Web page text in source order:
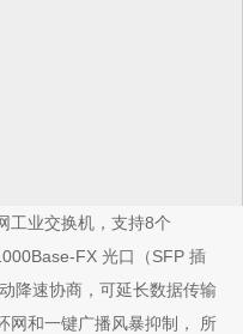
工业交换机，支持8个
FX 光口（SFP 插
降速协商，可延长数据传输
网和一键广播风暴抑制， 所